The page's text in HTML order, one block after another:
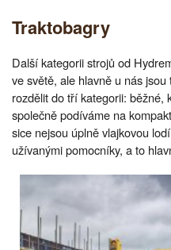
Traktobagry
Další kategorii strojů od
ve světě, ale hlavně u nás
rozdělit do tří kategorii: běžné,
společně podíváme na
sice nejsou úplně vlajkovou
užívanými pomocníky, a to